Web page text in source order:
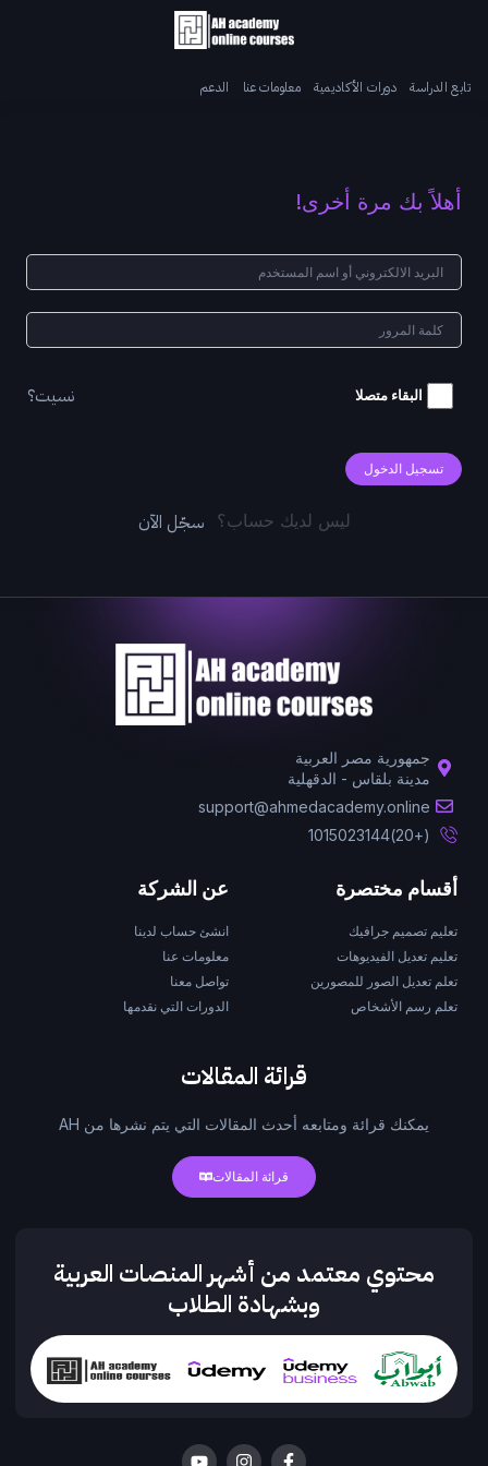
تابع الدراسة دورات الأكاديمية معلومات عنا الدعم
أهلاً بك مرة أخرى!
البقاء متصلا نسيت؟
تسجيل الدخول
ليس لديك حساب؟ سجّل الآن
جمهورية مصر العربية
مدينة بلقاس - الدقهلية
support@ahmedacademy.online
(+20)1015023144
أقسام مختصرة
تعليم تصميم جرافيك
تعليم تعديل الفيديوهات
تعلم تعديل الصور للمصورين
تعلم رسم الأشخاص
عن الشركة
انشئ حساب لدينا
معلومات عنا
تواصل معنا
الدورات التي نقدمها
قرائة المقالات
يمكنك قرائة ومتابعه أحدث المقالات التي يتم نشرها من AH
قرائة المقالات
محتوي معتمد من أشهر المنصات العربية
وبشهادة الطلاب